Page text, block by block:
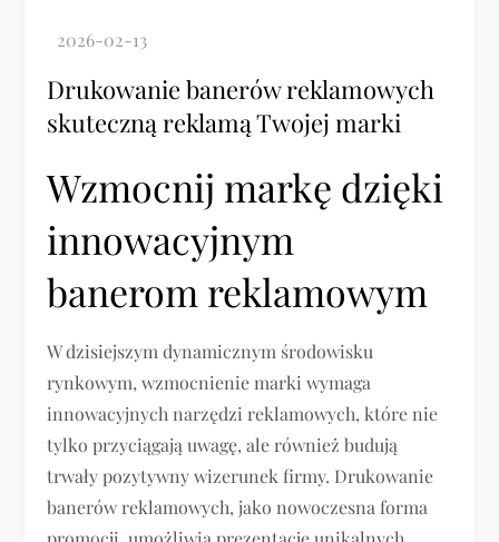
Drukowanie banerów reklamowych
skuteczną reklamą Twojej marki
Wzmocnij markę dzięki
innowacyjnym
banerom reklamowym
W dzisiejszym dynamicznym środowisku
rynkowym, wzmocnienie marki wymaga
innowacyjnych narzędzi reklamowych, które nie
tylko przyciągają uwagę, ale również budują
trwały pozytywny wizerunek firmy. Drukowanie
banerów reklamowych, jako nowoczesna forma